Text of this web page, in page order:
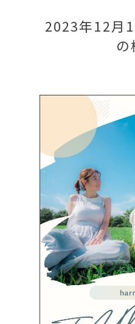
2023年12月
の